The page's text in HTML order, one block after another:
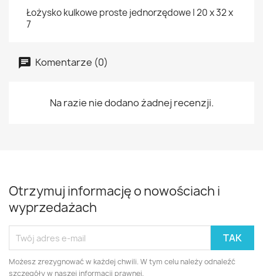
Łożysko kulkowe proste jednorzędowe | 20 x 32 x
7
Komentarze (0)
Na razie nie dodano żadnej recenzji.
Otrzymuj informację o nowościach i
wyprzedażach
Możesz zrezygnować w każdej chwili. W tym celu należy odnaleźć
szczegóły w naszej informacji prawnej.